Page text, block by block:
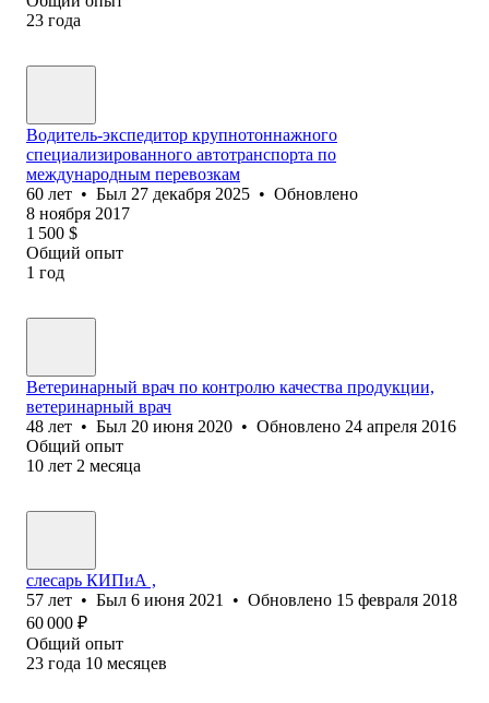
23 года
Водитель-экспедитор крупнотоннажного
специализированного автотранспорта по
международным перевозкам
60 лет • Был 27 декабря 2025 • Обновлено
8 ноября 2017
1 500 $
Общий опыт
1 год
Ветеринарный врач по контролю качества продукции,
ветеринарный врач
48 лет • Был 20 июня 2020 • Обновлено 24 апреля 2016
Общий опыт
10 лет 2 месяца
слесарь КИПиА ,
57 лет • Был 6 июня 2021 • Обновлено 15 февраля 2018
60 000 ₽
Общий опыт
23 года 10 месяцев